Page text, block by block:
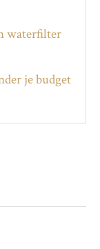
waterfilter
je budget